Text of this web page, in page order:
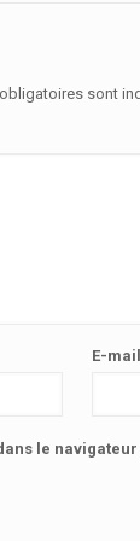
sont
E-mail
le